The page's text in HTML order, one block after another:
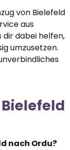
von Bielefeld
aus
dir dabei helfen,
umzusetzen.
nach Ordu?